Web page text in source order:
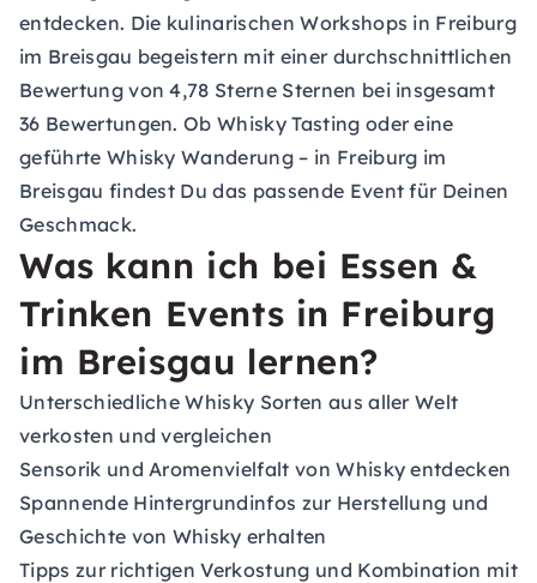
entdecken. Die kulinarischen Workshops in Freiburg
im Breisgau begeistern mit einer durchschnittlichen
Bewertung von 4,78 Sterne Sternen bei insgesamt
36 Bewertungen. Ob Whisky Tasting oder eine
geführte Whisky Wanderung – in Freiburg im
Breisgau findest Du das passende Event für Deinen
Geschmack.
Was kann ich bei Essen &
Trinken Events in Freiburg
im Breisgau lernen?
Unterschiedliche Whisky Sorten aus aller Welt
verkosten und vergleichen
Sensorik und Aromenvielfalt von Whisky entdecken
Spannende Hintergrundinfos zur Herstellung und
Geschichte von Whisky erhalten
Tipps zur richtigen Verkostung und Kombination mit